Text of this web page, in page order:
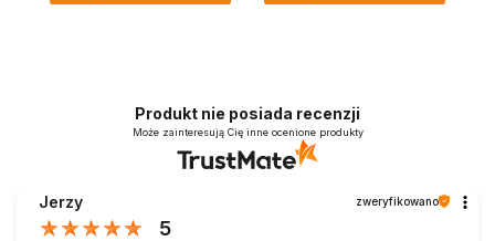
Produkt nie posiada recenzji
Może zainteresują Cię inne ocenione produkty
Jerzy zweryfikowano
5